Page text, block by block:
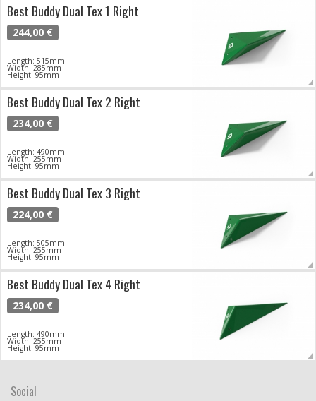
Best Buddy Dual Tex 1 Right
244,00 €
Length: 515mm
Width: 285mm
Height: 95mm
Best Buddy Dual Tex 2 Right
234,00 €
Length: 490mm
Width: 255mm
Height: 95mm
Best Buddy Dual Tex 3 Right
224,00 €
Length: 505mm
Width: 255mm
Height: 95mm
Best Buddy Dual Tex 4 Right
234,00 €
Length: 490mm
Width: 255mm
Height: 95mm
Social